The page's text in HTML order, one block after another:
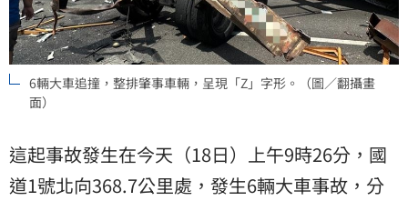
6輛大車追撞，整排肇事車輛，呈現「Z」字形。（圖／翻攝畫
面）
這起事故發生在今天（18日）上午9時26分，國
道1號北向368.7公里處，發生6輛大車事故，分